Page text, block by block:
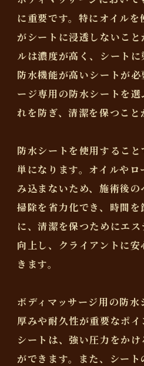
に重要です。特にオイル
がシートに浸透しないこと
ルは濃度が高く、シートに
防水機能が高いシートが
ージ専用の防水シートを
れを防ぎ、清潔を保つこと
防水シートを使用するこ
単になります。オイルや
み込まないため、施術後
掃除を省力化でき、時間を
に、清潔を保つためにエ
向上し、クライアントに
きます。
ボディマッサージ用の防水
厚みや耐久性が重要なポ
シートは、強い圧力をか
ができます。また、シー